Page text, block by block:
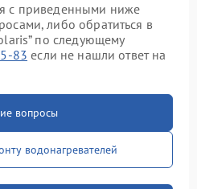
с приведенными ниже
либо обратиться в
по следующему
83 если не нашли ответ на
вопросы
водонагревателей